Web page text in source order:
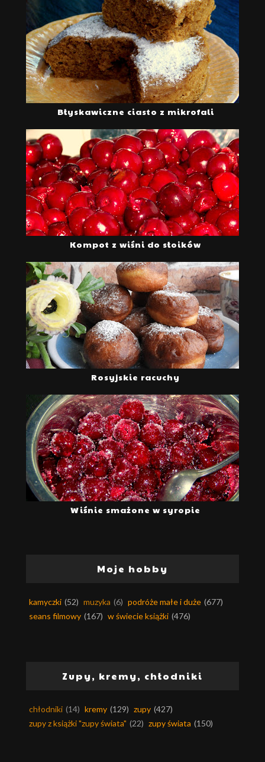
Błyskawiczne ciasto z mikrofali
Kompot z wiśni do słoików
Rosyjskie racuchy
Wiśnie smażone w syropie
Moje hobby
kamyczki (52) muzyka (6) podróże małe i duże (677)
seans filmowy (167) w świecie książki (476)
Zupy, kremy, chłodniki
chłodniki (14) kremy (129) zupy (427)
zupy z książki "zupy świata" (22) zupy świata (150)